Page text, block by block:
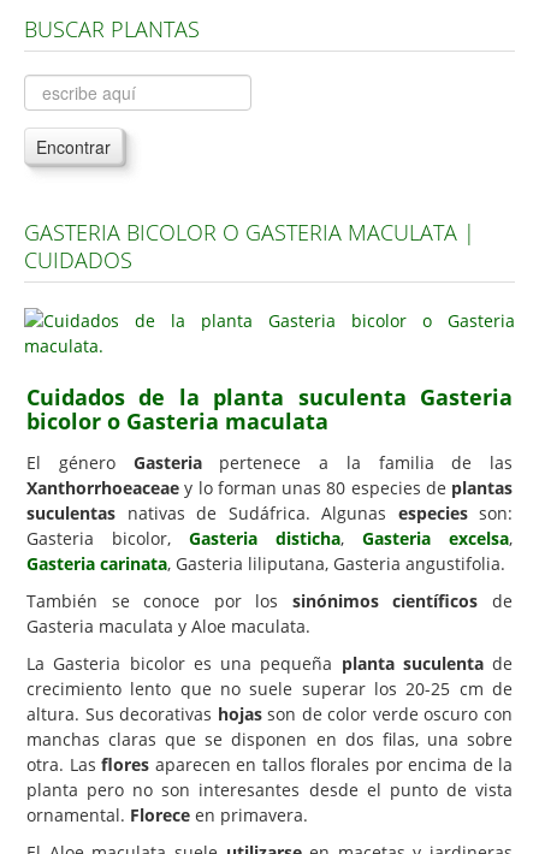
Árboles, Cicas y Palmeras de la G a la Z
Plantas Anuales y Perennes
Plantas Bulbosas y Acuáticas
Plantas de Interior
Plantas Aromáticas y de Huerto
Plantas Carnívoras y Orquídeas
Consejos
Hemisferio Sur
Enfermedades
Animales
Hongos
Carencias
Fotos
Flores y Plantas
Árboles y Palmeras
Arbustos y Trepadoras
Cactus y Suculentas
BUSCAR PLANTAS
Encontrar
GASTERIA BICOLOR O GASTERIA MACULATA |
CUIDADOS
Cuidados de la planta suculenta Gasteria
bicolor o Gasteria maculata
El género Gasteriapertenece a la familia de las
Xanthorrhoeaceae y lo forman unas 80 especies de plantas
suculentas nativas de Sudáfrica. Algunas especiesson:
Gasteria bicolor, Gasteria disticha, Gasteria excelsa,
Gasteria carinata, Gasteria liliputana, Gasteria angustifolia.
También se conoce por los sinónimos científicos de
Gasteria maculata y Aloe maculata.
La Gasteria bicolor es una pequeña planta suculentade
crecimiento lento que no suele superar los 20-25 cm de
altura. Sus decorativas hojasson de color verde oscuro con
manchas claras que se disponen en dos filas, una sobre
otra. Las flores aparecen en tallos florales por encima de la
planta pero no son interesantes desde el punto de vista
ornamental. Florece en primavera.